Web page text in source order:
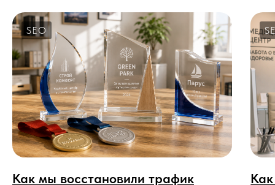
SEO
Как мы восстановили трафик